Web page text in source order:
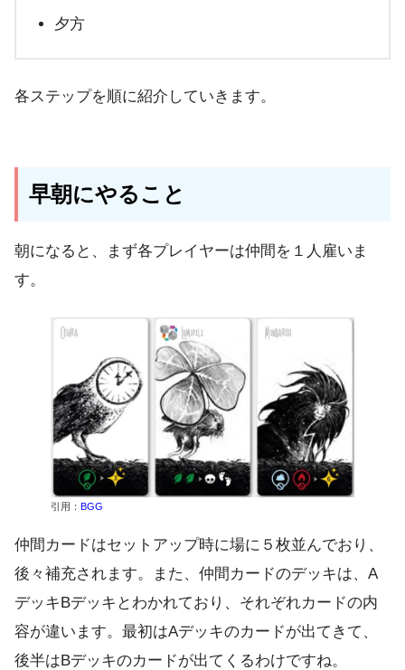
夕方
各ステップを順に紹介していきます。
早朝にやること
朝になると、まず各プレイヤーは仲間を１人雇いま
す。
引用： BGG
仲間カードはセットアップ時に場に５枚並んでおり、
後々補充されます。また、仲間カードのデッキは、A
デッキBデッキとわかれており、それぞれカードの内
容が違います。最初はAデッキのカードが出てきて、
後半はBデッキのカードが出てくるわけですね。